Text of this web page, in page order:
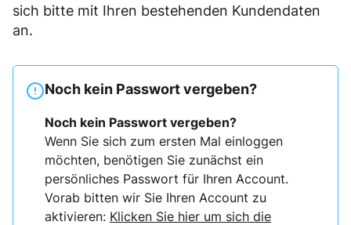
sich bitte mit Ihren bestehenden Kundendaten
an.
Noch kein Passwort vergeben?
Noch kein Passwort vergeben?
Wenn Sie sich zum ersten Mal einloggen
möchten, benötigen Sie zunächst ein
persönliches Passwort für Ihren Account.
Vorab bitten wir Sie Ihren Account zu
aktivieren: Klicken Sie hier um sich die